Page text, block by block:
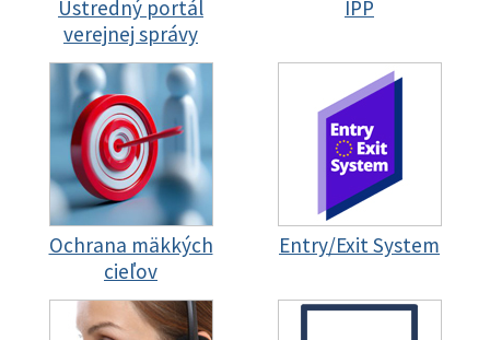
Ústredný portál
verejnej správy
IPP
Ochrana mäkkých
cieľov
Entry/Exit System